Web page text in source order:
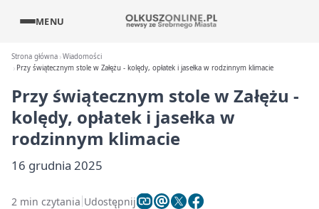
MENU
Strona główna Wiadomości
Przy świątecznym stole w Załężu - kolędy, opłatek i jasełka w rodzinnym klimacie
Przy świątecznym stole w Załężu -
kolędy, opłatek i jasełka w
rodzinnym klimacie
16 grudnia 2025
2 min czytania Udostępnij